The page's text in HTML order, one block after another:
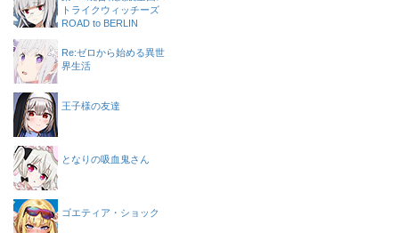
トライクウィッチーズ
ROAD to BERLIN
Re:ゼロから始める異世
界生活
王子様の友達
となりの吸血鬼さん
ゴエティア・ショック